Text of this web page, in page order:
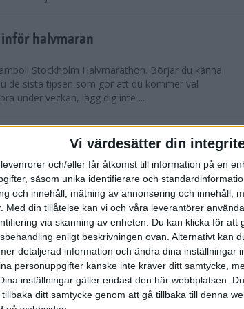
Vi värdesätter din
och/eller får åtkomst till information på en
såsom unika identifierare och
och innehåll, mätning av annonsering och innehåll,
Med din tillåtelse kan vi och våra leverantörer
via skanning av enheten. Du kan klicka för att
enligt beskrivningen ovan. Alternativt kan
detaljerad information och ändra dina inställningar
personuppgifter kanske inte kräver ditt samtycke,
inställningar gäller endast den här webbplatsen.
ditt samtycke genom att gå tillbaka till denna
halvmaran
Stockholm Halvmarathon. Börjar du känna
de sista tipsen som gör att du kommer väl
under veckan, lägg dig inte ...
Ramboll Stockholm Halvmarathon är
Minns du i våras hur det pratades om
Marathon. Nu har även Ramboll
sprängt sitt tidigare rekord och når snart taket...
inför Tjejmilen
två veckor kvar till Tjejmilen? Hur lägger jag upp
Här ger löpcoachen Josefine Swärm sina bästa